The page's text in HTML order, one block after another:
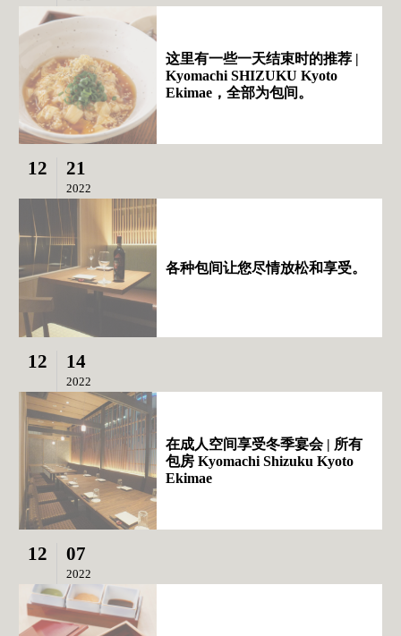
这里有一些一天结束时的推荐 |
Kyomachi SHIZUKU Kyoto
Ekimae，全部为包间。
12 21
2022
各种包间让您尽情放松和享受。
12 14
2022
在成人空间享受冬季宴会 | 所有
包房 Kyomachi Shizuku Kyoto
Ekimae
12 07
2022